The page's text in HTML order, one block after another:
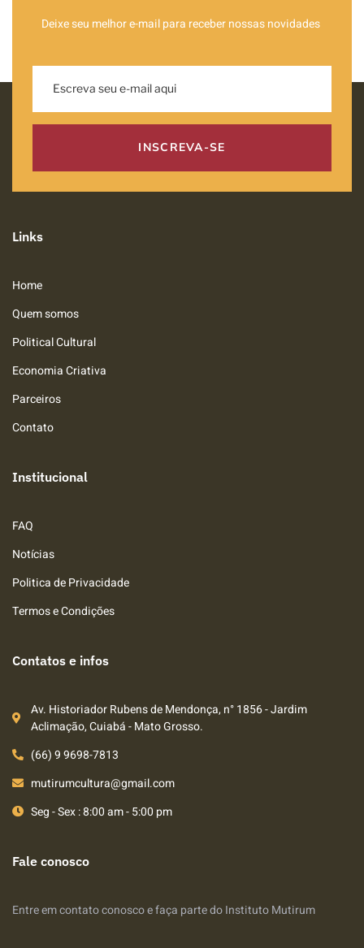
Deixe seu melhor e-mail para receber nossas novidades
INSCREVA-SE
Links
Home
Quem somos
Political Cultural
Economia Criativa
Parceiros
Contato
Institucional
FAQ
Notícias
Politica de Privacidade
Termos e Condições
Contatos e infos
Av. Historiador Rubens de Mendonça, n° 1856 - Jardim
Aclimação, Cuiabá - Mato Grosso.
(66) 9 9698-7813
mutirumcultura@gmail.com
Seg - Sex : 8:00 am - 5:00 pm
Fale conosco
Entre em contato conosco e faça parte do Instituto Mutirum